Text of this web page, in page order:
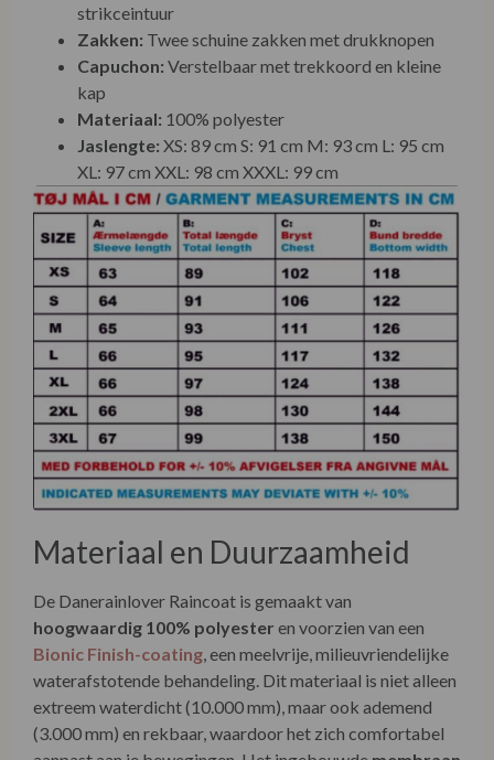
strikceintuur
Zakken: Twee schuine zakken met drukknopen
Capuchon: Verstelbaar met trekkoord en kleine
kap
Materiaal: 100% polyester
Jaslengte: XS: 89 cm S: 91 cm M: 93 cm L: 95 cm
XL: 97 cm XXL: 98 cm XXXL: 99 cm
Materiaal en Duurzaamheid
De Danerainlover Raincoat is gemaakt van
hoogwaardig 100% polyester en voorzien van een
Bionic Finish-coating, een meelvrije, milieuvriendelijke
waterafstotende behandeling. Dit materiaal is niet alleen
extreem waterdicht (10.000 mm), maar ook ademend
(3.000 mm) en rekbaar, waardoor het zich comfortabel